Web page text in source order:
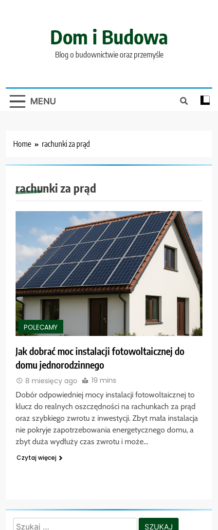
Dom i Budowa
Blog o budownictwie oraz przemyśle
MENU
Home rachunki za prąd
rachunki za prąd
POLECAMY
Jak dobrać moc instalacji fotowoltaicznej do
domu jednorodzinnego
8 miesięcy ago 19 mins
Dobór odpowiedniej mocy instalacji fotowoltaicznej to
klucz do realnych oszczędności na rachunkach za prąd
oraz szybkiego zwrotu z inwestycji. Zbyt mała instalacja
nie pokryje zapotrzebowania energetycznego domu, a
zbyt duża wydłuży czas zwrotu i może…
Czytaj więcej
Szukaj: